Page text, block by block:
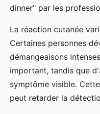
dinner" par les
La réaction cutanée
Certaines personnes
démangeaisons
important, tandis que
symptôme visible.
peut retarder la